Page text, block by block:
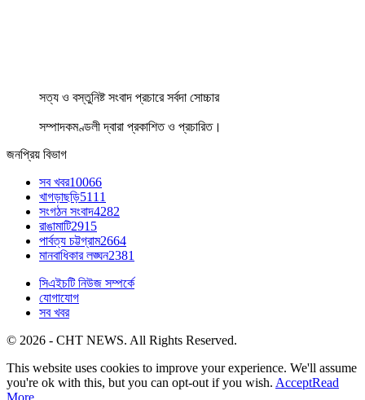
সত্য ও বস্তুনিষ্ট সংবাদ প্রচারে সর্বদা সোচ্চার
সম্পাদকমণ্ডলী দ্বারা প্রকাশিত ও প্রচারিত।
জনপ্রিয় বিভাগ
সব খবর10066
খাগড়াছড়ি5111
সংগঠন সংবাদ4282
রাঙামাটি2915
পার্বত্য চট্টগ্রাম2664
মানবাধিকার লঙ্ঘন2381
সিএইচটি নিউজ সম্পর্কে
যোগাযোগ
সব খবর
© 2026 - CHT NEWS. All Rights Reserved.
This website uses cookies to improve your experience. We'll assume
you're ok with this, but you can opt-out if you wish. AcceptRead
More